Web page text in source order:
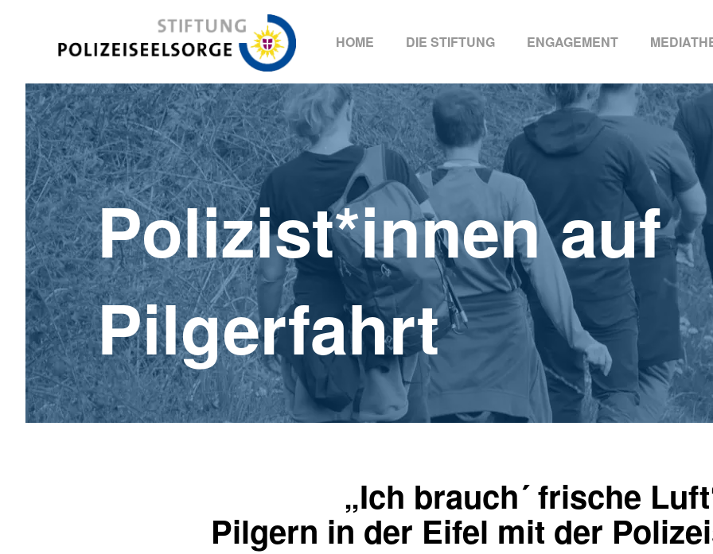
Stiftung Polizeiseelsorge
HOME
DIE STIFTUNG ENGAGEMENT
Polizist*innen auf
Pilgerfahrt
„Ich brauch´ frische
Pilgern in der Eifel mit der